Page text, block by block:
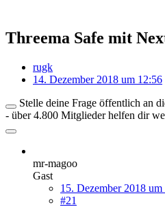
Threema Safe mit
rugk
14. Dezember 2018 um 12:56
Stelle deine Frage öffentlich an
- über 4.800 Mitglieder helfen dir
mr-magoo
Gast
15. Dezember 2018 um
#21